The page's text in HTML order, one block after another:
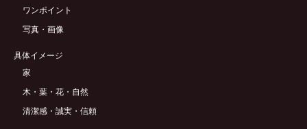
ワンポイント
写真・画像
具体イメージ
家
木・葉・花・自然
清潔感・誠実・信頼